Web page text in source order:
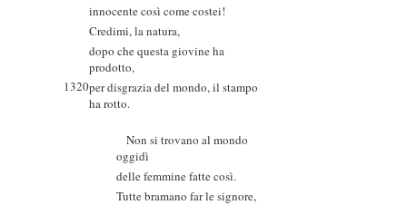
innocente così come costei!
Credimi, la natura,
dopo che questa giovine ha
prodotto,
1320per disgrazia del mondo, il stampo
ha rotto.
Non si trovano al mondo
oggidì
delle femmine fatte così.
Tutte bramano far le signore,